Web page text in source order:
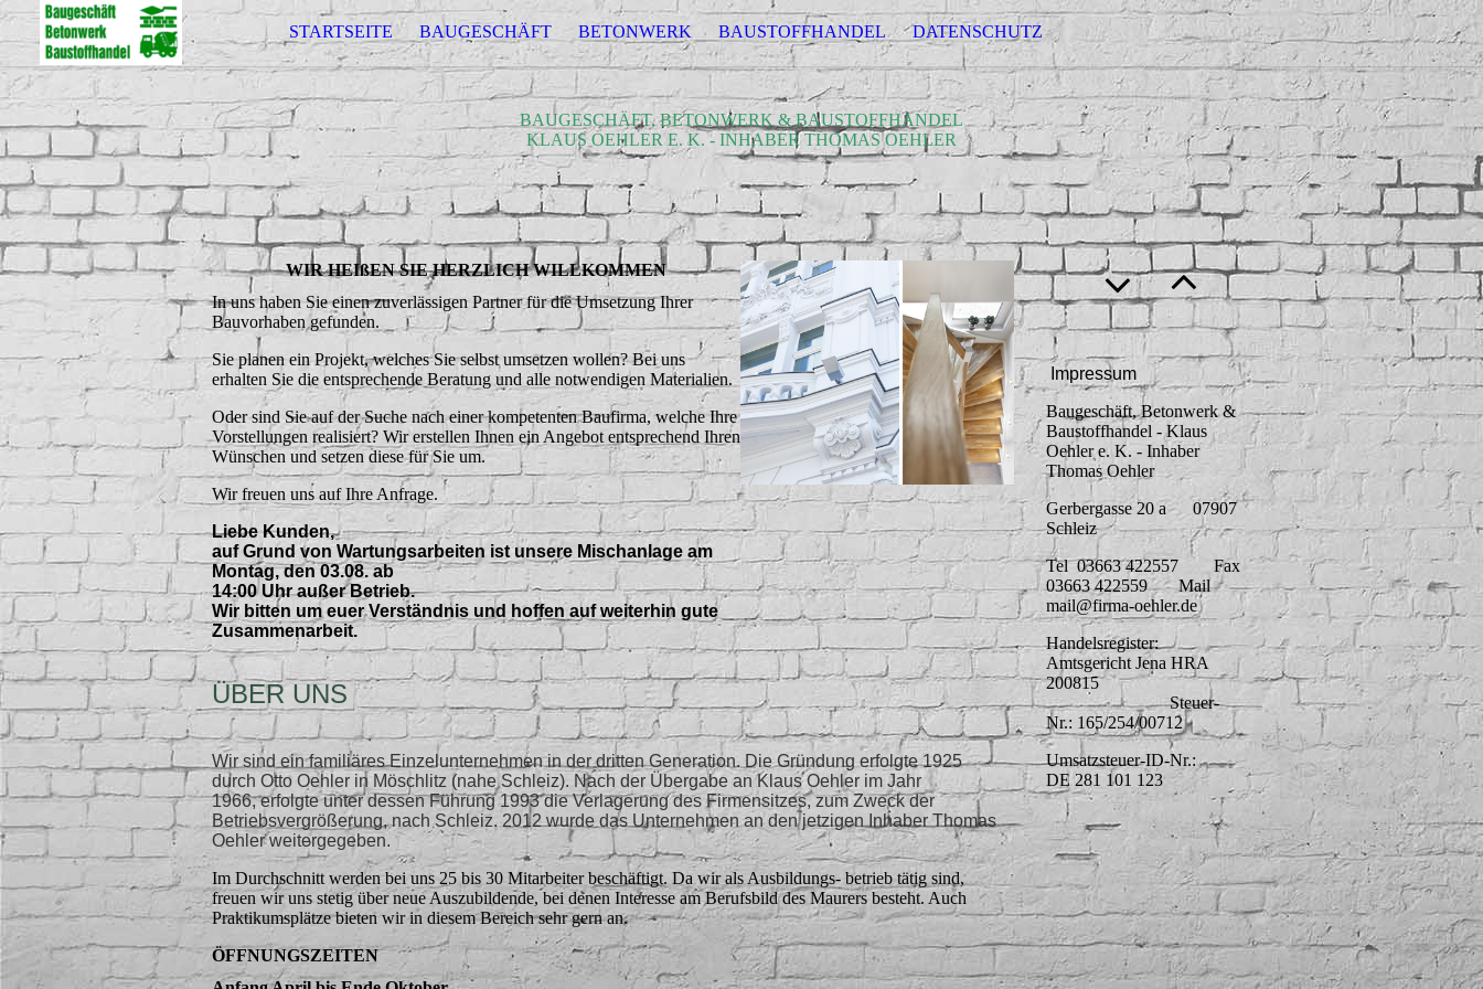
STARTSEITE BAUGESCHÄFT BETONWERK BAUSTOFFHANDEL DATENSCHUTZ
BAUGESCHÄFT, BETONWERK & BAUSTOFFHANDEL
KLAUS OEHLER E. K. - INHABER THOMAS OEHLER
WIR HEIßEN SIE HERZLICH WILLKOMMEN
In uns haben Sie einen zuverlässigen Partner für die Umsetzung Ihrer
Bauvorhaben gefunden.
Sie planen ein Projekt, welches Sie selbst umsetzen wollen? Bei uns
erhalten Sie die entsprechende Beratung und alle notwendigen Materialien.
Oder sind Sie auf der Suche nach einer kompetenten Baufirma, welche Ihre
Vorstellungen realisiert? Wir erstellen Ihnen ein Angebot entsprechend Ihren
Wünschen und setzen diese für Sie um.
Wir freuen uns auf Ihre Anfrage.
Liebe Kunden,
auf Grund von Wartungsarbeiten ist unsere Mischanlage am
Montag, den 03.08. ab
14:00 Uhr außer Betrieb.
Wir bitten um euer Verständnis und hoffen auf weiterhin gute
Zusammenarbeit.
ÜBER UNS
Wir sind ein familiäres Einzelunternehmen in der dritten Generation. Die Gründung erfolgte 1925
durch Otto Oehler in Möschlitz (nahe Schleiz). Nach der Übergabe an Klaus Oehler im Jahr
1966, erfolgte unter dessen Führung 1993 die Verlagerung des Firmensitzes, zum Zweck der
Betriebsvergrößerung, nach Schleiz. 2012 wurde das Unternehmen an den jetzigen Inhaber Thomas
Oehler weitergegeben.
Im Durchschnitt werden bei uns 25 bis 30 Mitarbeiter beschäftigt. Da wir als Ausbildungs- betrieb tätig sind,
freuen wir uns stetig über neue Auszubildende, bei denen Interesse am Berufsbild des Maurers besteht. Auch
Praktikumsplätze bieten wir in diesem Bereich sehr gern an.
ÖFFNUNGSZEITEN
Impressum
Baugeschäft, Betonwerk &
Baustoffhandel - Klaus
Oehler e. K. - Inhaber
Thomas Oehler
Gerbergasse 20 a 07907
Schleiz
Tel 03663 422557 Fax
03663 422559 Mail
mail@firma-oehler.de
Handelsregister:
Amtsgericht Jena HRA
200815
Steuer-
Nr.: 165/254/00712
Umsatzsteuer-ID-Nr.:
DE 281 101 123